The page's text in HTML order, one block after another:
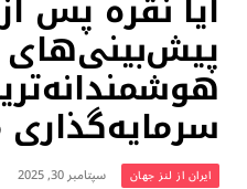
پیش‌بینی‌های
ایران از لنز جهان سپتامبر 30, 2025